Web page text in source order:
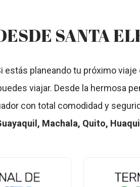
SANTA
estás planeando tu próximo
viajar. Desde la hermosa
con total comodidad y
Machala, Quito,